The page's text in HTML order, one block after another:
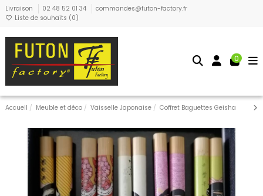
Livraison 02 48 52 01 34
commandes@futon-factory.fr
Liste de souhaits (0)
0
Accueil Meuble et déco Vaisselle Japonaise Coffret Baguettes Geisha